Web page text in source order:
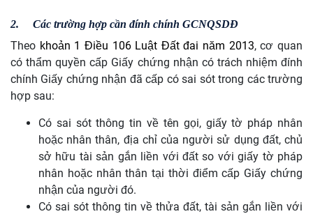
2. Các trường hợp cần đính chính GCNQSDĐ
Theo khoản 1 Điều 106 Luật Đất đai năm 2013, cơ quan
có thẩm quyền cấp Giấy chứng nhận có trách nhiệm đính
chính Giấy chứng nhận đã cấp có sai sót trong các trường
hợp sau:
Có sai sót thông tin về tên gọi, giấy tờ pháp nhân
hoặc nhân thân, địa chỉ của người sử dụng đất, chủ
sở hữu tài sản gắn liền với đất so với giấy tờ pháp
nhân hoặc nhân thân tại thời điểm cấp Giấy chứng
nhận của người đó.
Có sai sót thông tin về thửa đất, tài sản gắn liền với